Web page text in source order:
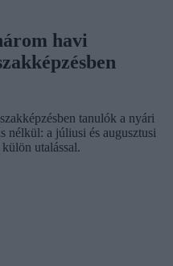
havi
tanulók a nyári
nélkül: a júliusi és augusztusi
utalással.